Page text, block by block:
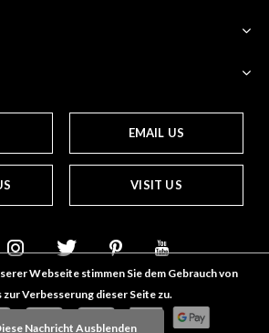
EMAIL US
VISIT US
Webseite stimmen Sie dem Gebrauch von
Verbesserung dieser Seite zu.
Nachricht Ausblenden